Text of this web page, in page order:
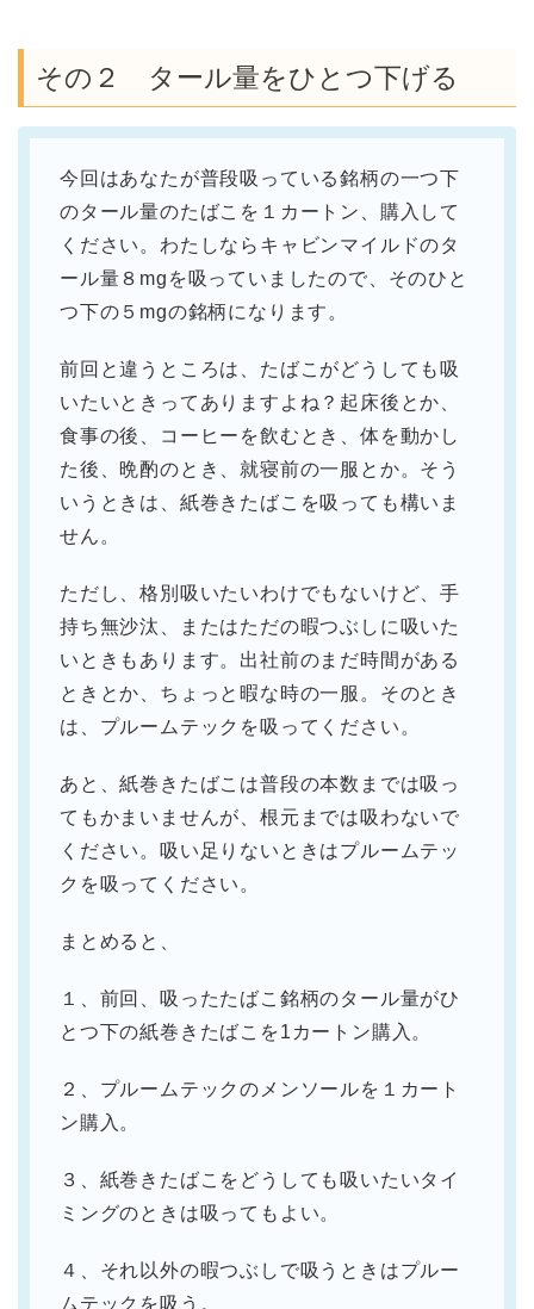
その２ タール量をひとつ下げる
今回はあなたが普段吸っている銘柄の一つ下
のタール量のたばこを１カートン、購入して
ください。わたしならキャビンマイルドのタ
ール量８mgを吸っていましたので、そのひと
つ下の５mgの銘柄になります。
前回と違うところは、たばこがどうしても吸
いたいときってありますよね？起床後とか、
食事の後、コーヒーを飲むとき、体を動かし
た後、晩酌のとき、就寝前の一服とか。そう
いうときは、紙巻きたばこを吸っても構いま
せん。
ただし、格別吸いたいわけでもないけど、手
持ち無沙汰、またはただの暇つぶしに吸いた
いときもあります。出社前のまだ時間がある
ときとか、ちょっと暇な時の一服。そのとき
は、プルームテックを吸ってください。
あと、紙巻きたばこは普段の本数までは吸っ
てもかまいませんが、根元までは吸わないで
ください。吸い足りないときはプルームテッ
クを吸ってください。
まとめると、
１、前回、吸ったたばこ銘柄のタール量がひ
とつ下の紙巻きたばこを1カートン購入。
２、プルームテックのメンソールを１カート
ン購入。
３、紙巻きたばこをどうしても吸いたいタイ
ミングのときは吸ってもよい。
４、それ以外の暇つぶしで吸うときはプルー
ムテックを吸う。